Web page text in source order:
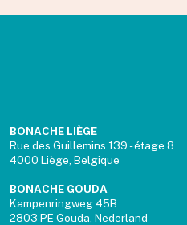
BONACHE LIÈGE
Rue des Guillemins 139 - étage 8
4000 Liège, Belgique
BONACHE GOUDA
Kampenringweg 45B
2803 PE Gouda, Nederland